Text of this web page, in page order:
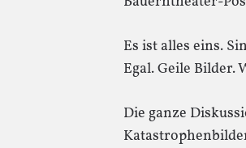
Es ist alles eins.
Egal. Geile Bilder.
Die ganze